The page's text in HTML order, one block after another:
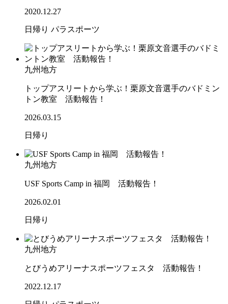
2020.12.27
日帰り パラスポーツ
九州地方
トップアスリートから学ぶ！栗原文音選手のバドミン
トン教室 活動報告！
2026.03.15
日帰り
九州地方
USF Sports Camp in 福岡 活動報告！
2026.02.01
日帰り
九州地方
とびうめアリーナスポーツフェスタ 活動報告！
2022.12.17